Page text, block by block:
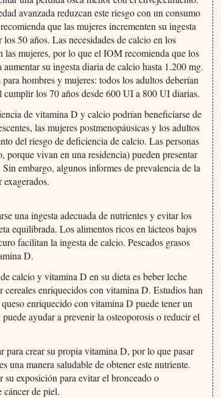
avanzada reduzcan este riesgo con un consumo
que las mujeres incrementen su ingesta
50 años. Las necesidades de calcio en los
las mujeres, por lo que el IOM recomienda que los
aumentar su ingesta diaria de calcio hasta 1.200 mg.
hombres y mujeres: todos los adultos deberían
los 70 años desde 600 UI a 800 UI diarias.
de vitamina D y calcio podrían beneficiarse de
las mujeres postmenopáusicas y los adultos
del riesgo de deficiencia de calcio. Las personas
porque vivan en una residencia) pueden presentar
embargo, algunos informes de prevalencia de la
una ingesta adecuada de nutrientes y evitar los
equilibrada. Los alimentos ricos en lácteos bajos
facilitan la ingesta de calcio. Pescados grasos
D.
calcio y vitamina D en su dieta es beber leche
cereales enriquecidos con vitamina D. Estudios han
enriquecido con vitamina D puede tener un
ayudar a prevenir la osteoporosis o reducir el
crear su propia vitamina D, por lo que pasar
una manera saludable de obtener este nutriente.
exposición para evitar el bronceado o
cáncer de piel.